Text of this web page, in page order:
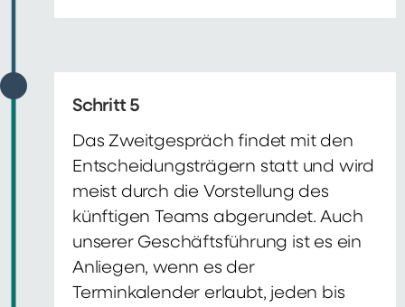
Schritt 5
Das Zweitgespräch findet mit den
Entscheidungsträgern statt und wird
meist durch die Vorstellung des
künftigen Teams abgerundet. Auch
unserer Geschäftsführung ist es ein
Anliegen, wenn es der
Terminkalender erlaubt, jeden bis